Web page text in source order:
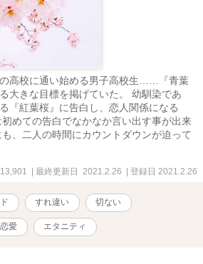
高校に通い始める男子高校生……『青葉
大きな目標を掲げていた。 幼馴染であ
『紅葉桜』に告白し、恋人関係になる
めての告白でなかなか言い出す事が出来
、二人の時間にカウントダウンが迫って
| 最終更新日 2021.2.26 | 登録日 2021.2.26
すれ違い 切ない
愛 エタニティ